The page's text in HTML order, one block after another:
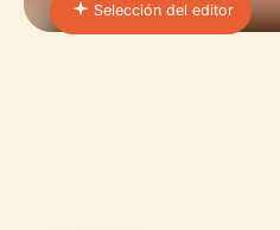
Selección del editor